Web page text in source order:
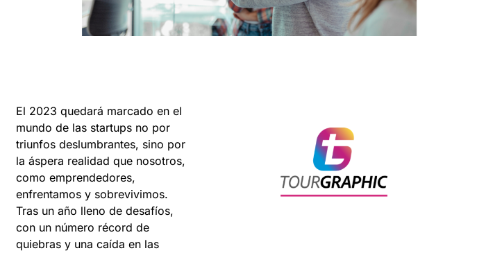
El 2023 quedará marcado en el
mundo de las startups no por
triunfos deslumbrantes, sino por
la áspera realidad que nosotros,
como emprendedores,
enfrentamos y sobrevivimos.
Tras un año lleno de desafíos,
con un número récord de
quiebras y una caída en las